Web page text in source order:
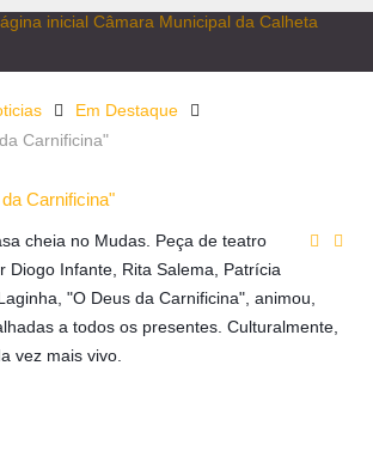
Em Destaque
Carnificina"
Carnificina"
cheia no Mudas. Peça de teatro
Diogo Infante, Rita Salema, Patrícia
"O Deus da Carnificina", animou,
a todos os presentes. Culturalmente,
vez mais vivo.